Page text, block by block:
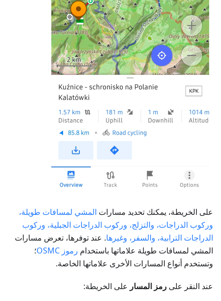
على الخريطة، يمكنك تحديد مسارات المشي لمسافات طويلة،
وركوب الدراجات، والتزلج، وركوب الدراجات الجبلية، وركوب
الدراجات الترابية، والسفر، وغيرها. عند توفرها، تعرض مسارات
المشي لمسافات طويلة علاماتها باستخدام رموز OSMC
؛
وتستخدم أنواع المسارات الأخرى علاماتها الخاصة.
عند النقر على رمز المسار على الخريطة: